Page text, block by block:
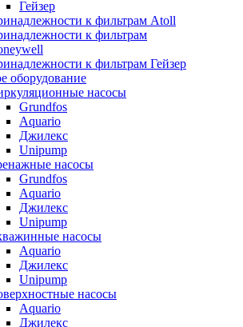
Гейзер
к фильтрам Atoll
к фильтрам
к фильтрам Гейзер
оборудование
насосы
Grundfos
Aquario
Джилекс
Unipump
насосы
Grundfos
Aquario
Джилекс
Unipump
насосы
Aquario
Джилекс
Unipump
насосы
Aquario
Джилекс